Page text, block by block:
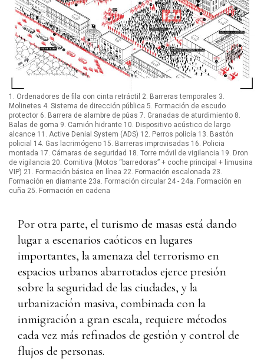
1. Ordenadores de fila con cinta retráctil 2. Barreras temporales 3.
Molinetes 4. Sistema de dirección pública 5. Formación de escudo
protector 6. Barrera de alambre de púas 7. Granadas de aturdimiento 8.
Balas de goma 9. Camión hidrante 10. Dispositivo acústico de largo
alcance 11. Active Denial System (ADS) 12. Perros policía 13. Bastón
policial 14. Gas lacrimógeno 15. Barreras improvisadas 16. Policia
montada 17. Cámaras de seguridad 18. Torre móvil de vigilancia 19. Dron
de vigilancia 20. Comitiva (Motos “barredoras” + coche principal + limusina
VIP) 21. Formación básica en línea 22. Formación escalonada 23.
Formación en diamante 23a. Formación circular 24 - 24a. Formación en
cuña 25. Formación en cadena
Por otra parte, el turismo de masas está dando
lugar a escenarios caóticos en lugares
importantes, la amenaza del terrorismo en
espacios urbanos abarrotados ejerce presión
sobre la seguridad de las ciudades, y la
urbanización masiva, combinada con la
inmigración a gran escala, requiere métodos
cada vez más refinados de gestión y control de
flujos de personas.